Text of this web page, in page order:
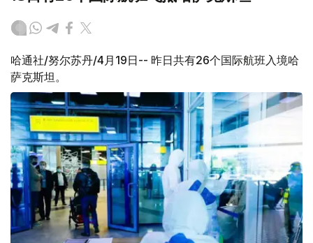
哈通社/努尔苏丹/4月19日-- 昨日共有26个国际航班入境哈
萨克斯坦。